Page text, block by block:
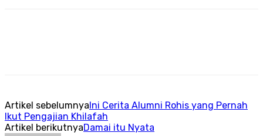
Artikel sebelumnyaIni Cerita Alumni Rohis yang Pernah
Ikut Pengajian Khilafah
Artikel berikutnyaDamai itu Nyata